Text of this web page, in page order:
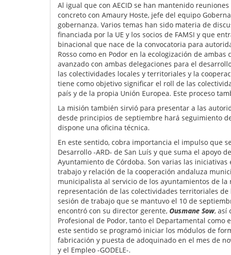
Al igual que con AECID se han mantenido
concreto con Amaury Hoste, jefe del equipo
gobernanza. Varios temas han sido materia de
financiada por la UE y los socios de FAMSI y que
binacional que nace de la convocatoria para
Rosso como en Podor en la ecologización de
avanzado con ambas delegaciones para el
las colectividades locales y territoriales y la
tiene como objetivo significar el roll de las
país y de la propia Unión Europea. Este proceso
La misión también sirvió para presentar a las
desde principios de septiembre hará seguimiento
dispone una oficina técnica.
En este sentido, cobra importancia el impulso que
Desarrollo -ARD- de San Luís y que suma el apoyo
Ayuntamiento de Córdoba. Son varias las
trabajo y relación de la cooperación andaluza
municipalista al servicio de los ayuntamientos de
representación de las colectividades territoriales
sesión de trabajo que se mantuvo el 10 de
encontró con su director gerente, Ousmane Sow, así
Profesional de Podor, tanto el Departamental como
este sentido se programó iniciar los módulos de
fabricación y puesta de adoquinado en el mes de
y el Empleo -GODELE-.